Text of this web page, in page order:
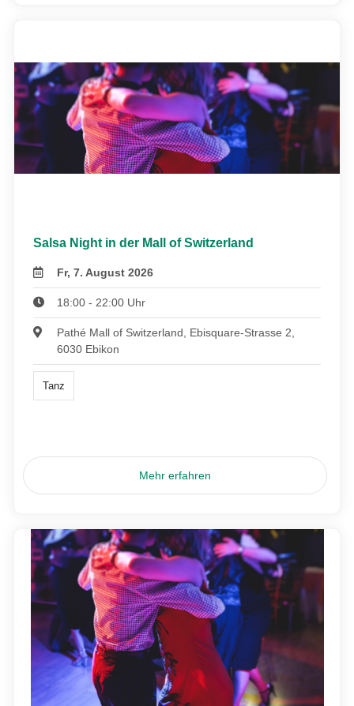
Salsa Night in der Mall of Switzerland
Fr, 7. August 2026
18:00 - 22:00 Uhr
Pathé Mall of Switzerland, Ebisquare-Strasse 2,
6030 Ebikon
Tanz
Mehr erfahren